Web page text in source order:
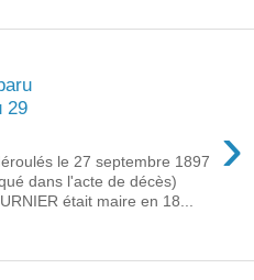
29
›
le 27 septembre 1897
dans l'acte de décès)
était maire en 18...